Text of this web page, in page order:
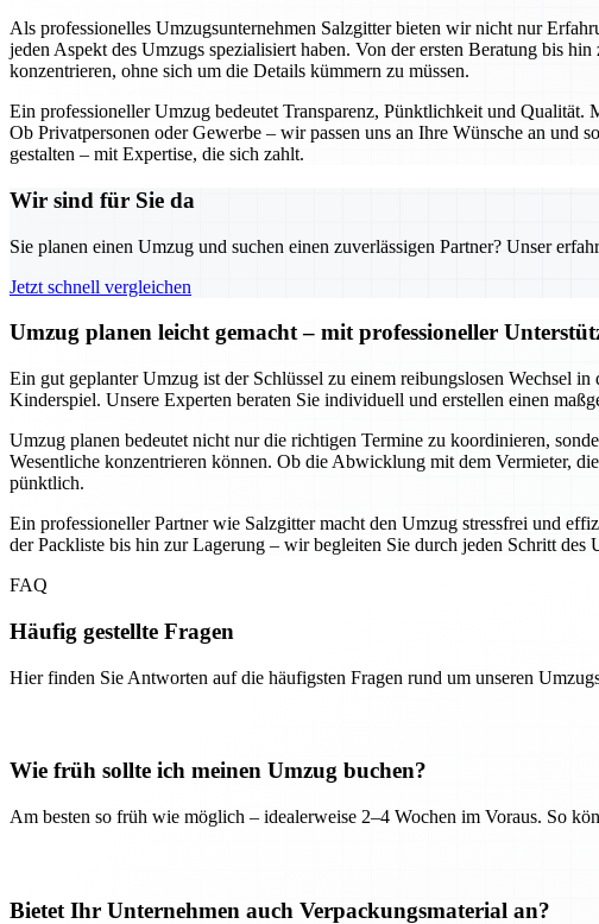
Als professionelles Umzugsunternehmen Salzgitter bieten wir nicht nur
jeden Aspekt des Umzugs spezialisiert haben. Von der ersten Beratung bis
konzentrieren, ohne sich um die Details kümmern zu müssen.
Ein professioneller Umzug bedeutet Transparenz, Pünktlichkeit und
Ob Privatpersonen oder Gewerbe – wir passen uns an Ihre Wünsche an und
gestalten – mit Expertise, die sich zahlt.
Wir sind für Sie da
Sie planen einen Umzug und suchen einen zuverlässigen Partner? Unser
Jetzt schnell vergleichen
Umzug planen leicht gemacht – mit professioneller
Ein gut geplanter Umzug ist der Schlüssel zu einem reibungslosen Wechsel
Kinderspiel. Unsere Experten beraten Sie individuell und erstellen einen
Umzug planen bedeutet nicht nur die richtigen Termine zu koordinieren,
Wesentliche konzentrieren können. Ob die Abwicklung mit dem Vermieter,
pünktlich.
Ein professioneller Partner wie Salzgitter macht den Umzug stressfrei und
der Packliste bis hin zur Lagerung – wir begleiten Sie durch jeden Schritt
FAQ
Häufig gestellte Fragen
Hier finden Sie Antworten auf die häufigsten Fragen rund um unseren
Wie früh sollte ich meinen Umzug buchen?
Am besten so früh wie möglich – idealerweise 2–4 Wochen im Voraus. So
Bietet Ihr Unternehmen auch Verpackungsmaterial an?